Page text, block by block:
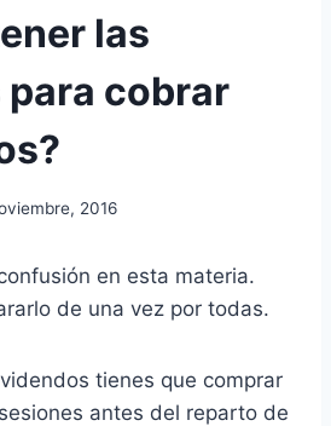
las
cobrar
2016
en esta materia.
de una vez por todas.
tienes que comprar
antes del reparto de